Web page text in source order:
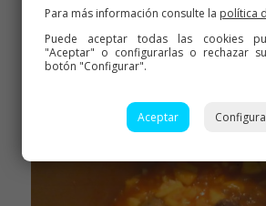
Agregar el líquido y dar un
Para más información consulte la política
Puede aceptar todas las cookies
"Aceptar" o configurarlas o rechazar
botón "Configurar".
Aceptar